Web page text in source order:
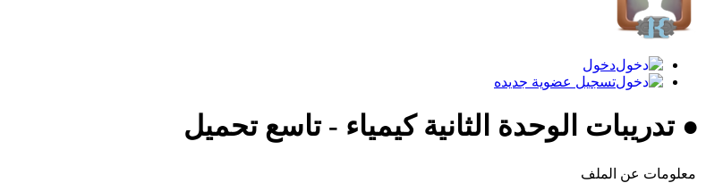
دخول
تسجيل عضوية جديده
● تدريبات الوحدة الثانية كيمياء - تاسع تحميل
معلومات عن الملف